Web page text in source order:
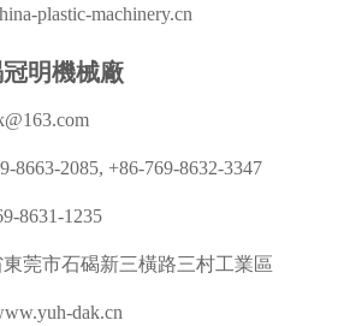
plastic-machinery.cn
明機械廠
8663-2085, +86-769-8632-3347
8631-1235
莞市石碣新三橫路三村工業區
dak.cn